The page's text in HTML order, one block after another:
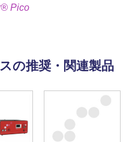
Pico
の推奨・関連製品